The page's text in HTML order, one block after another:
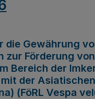
die Gewährung
zur Förderung von
Bereich der
der
(FöRL Vespa